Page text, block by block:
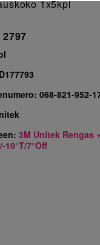
1x5kpl
2797
068-821-952-
3M Unitek Rengas
7°Off